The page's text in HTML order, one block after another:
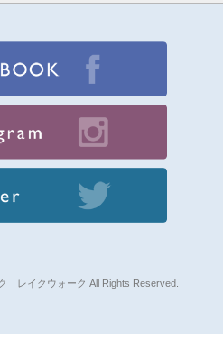
レイクウォーク All Rights Reserved.